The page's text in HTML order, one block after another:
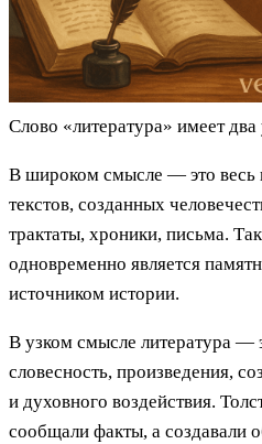
Слово «литература» имеет два
В широком смысле — это весь
текстов, созданных
трактаты, хроники, письма.
одновременно является
источником истории.
В узком смысле литература —
словесность, произведения,
и духовного воздействия.
сообщали факты, а создавали